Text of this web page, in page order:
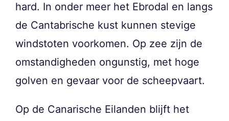
hard. In onder meer het Ebrodal en langs
de Cantabrische kust kunnen stevige
windstoten voorkomen. Op zee zijn de
omstandigheden ongunstig, met hoge
golven en gevaar voor de scheepvaart.
Op de Canarische Eilanden blijft het